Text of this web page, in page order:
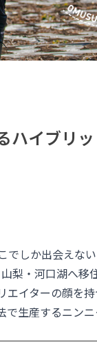
ハイブリ
でしか出会えな
梨・河口湖へ移
エイターの顔を
生産するニン